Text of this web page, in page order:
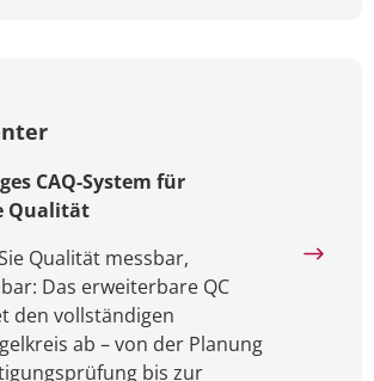
CAQ-System für
Qualität
Qualität messbar,
Das erweiterbare QC
den vollständigen
ab – von der Planung
bis zur